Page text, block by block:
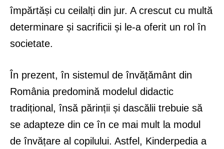
împărtăși cu ceilalți din jur. A crescut cu multă
determinare și sacrificii și le-a oferit un rol în
societate.
În prezent, în sistemul de învățământ din
România predomină modelul didactic
tradițional, însă părinții și dascălii trebuie să
se adapteze din ce în ce mai mult la modul
de învățare al copilului. Astfel, Kinderpedia a